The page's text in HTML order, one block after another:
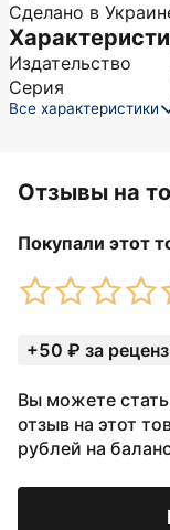
Сделано в
Издательство
Серия
Все характеристики
Отзывы на
Покупали этот
+50 ₽ за
Вы можете
отзыв на этот
рублей на